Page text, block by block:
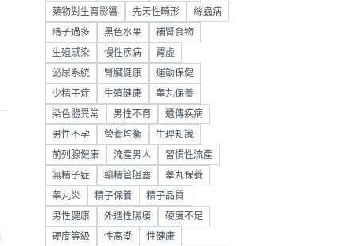
藥物對生育影響 先天性畸形 絲蟲病
精子過多 黑色水果 補腎食物
生殖感染 慢性疾病 腎虛
泌尿系統 腎臟健康 運動保健
少精子症 生殖健康 睾丸保養
染色體異常 男性不育 遺傳疾病
男性不孕 營養均衡 生理知識
前列腺健康 流產男人 習慣性流產
無精子症 輸精管阻塞 睾丸保養
睾丸炎 精子保養 精子品質
男性健康 外遇性陽痿 硬度不足
硬度等級 性高潮 性健康